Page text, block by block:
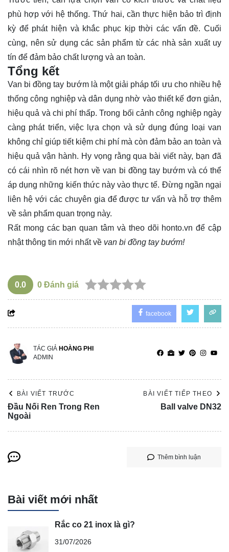
phù hợp với hệ thống. Thứ hai, cần thực hiện bảo trì định
kỳ để phát hiện và khắc phục kịp thời các vấn đề. Cuối
cùng, nên sử dụng các sản phẩm từ các nhà sản xuất uy
tín để đảm bảo chất lượng và an toàn.
Tổng kết
Van bi đồng tay bướm là một giải pháp tối ưu cho nhiều hệ
thống công nghiệp và dân dụng nhờ vào thiết kế đơn giản,
hiệu quả và chi phí thấp. Trong bối cảnh công nghiệp ngày
càng phát triển, việc lựa chọn và sử dụng đúng loại van
không chỉ giúp tiết kiệm chi phí mà còn đảm bảo an toàn và
hiệu quả vận hành. Hy vọng rằng qua bài viết này, bạn đã
có cái nhìn rõ nét hơn về van bi đồng tay bướm và có thể
áp dụng những kiến thức này vào thực tế. Đừng ngần ngại
liên hệ với các chuyên gia để được tư vấn và hỗ trợ thêm
về sản phẩm quan trọng này.
Rất mong các bạn quan tâm và theo dõi honto.vn để cập
nhật thông tin mới nhất về van bi đồng tay bướm!
0.0 0 Đánh giá
facebook
TÁC GIẢ HOÀNG PHI
ADMIN
BÀI VIẾT TRƯỚC
Đầu Nối Ren Trong Ren
Ngoài
BÀI VIẾT TIẾP THEO
Ball valve DN32
Thêm bình luận
Bài viết mới nhất
Rắc co 21 inox là gì?
31/07/2026